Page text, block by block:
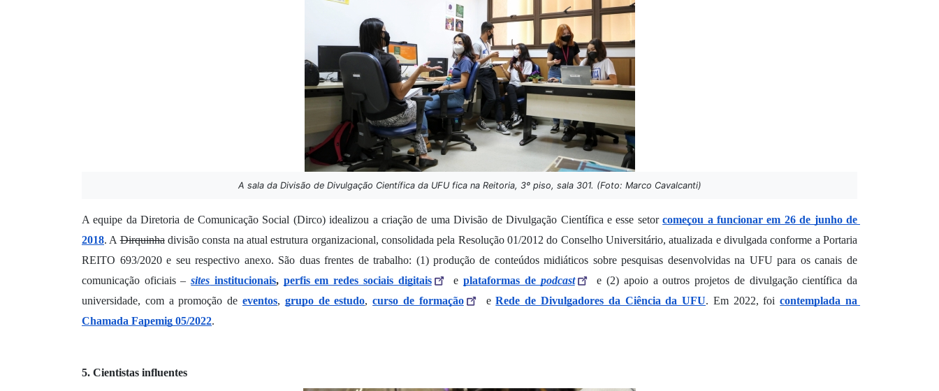
A sala da Divisão de Divulgação Científica da UFU fica na Reitoria, 3º piso, sala 301. (Foto: Marco Cavalcanti)
A equipe da Diretoria de Comunicação Social (Dirco) idealizou a criação de uma Divisão de Divulgação Científica e esse setor começou a funcionar em 26 de junho de
2018. A Dirquinha divisão consta na atual estrutura organizacional, consolidada pela Resolução 01/2012 do Conselho Universitário, atualizada e divulgada conforme a Portaria
REITO 693/2020 e seu respectivo anexo. São duas frentes de trabalho: (1) produção de conteúdos midiáticos sobre pesquisas desenvolvidas na UFU para os canais de
comunicação oficiais – sites institucionais, perfis em redes sociais digitais e plataformas de podcast
e (2) apoio a outros projetos de divulgação científica da
universidade, com a promoção de eventos, grupo de estudo, curso de formação e Rede de Divulgadores da Ciência da UFU. Em 2022, foi contemplada na
Chamada Fapemig 05/2022.
5. Cientistas influentes